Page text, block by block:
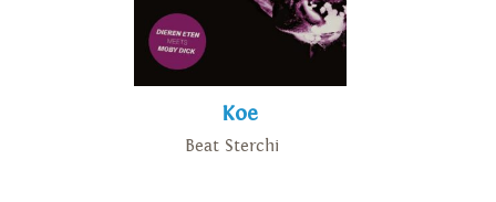
Koe
Beat Sterchi